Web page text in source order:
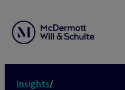
Insights/